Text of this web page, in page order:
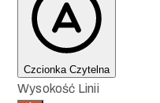
Czcionka Czytelna
Wysokość Linii